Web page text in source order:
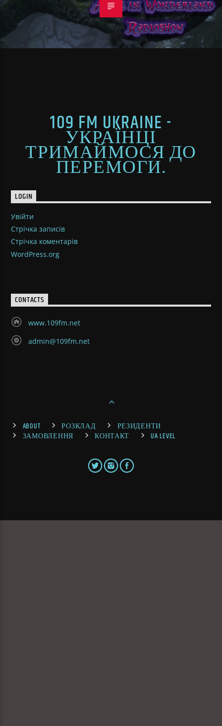
109 FM UKRAINE -
УКРАЇНЦІ
ТРИМАЙМОСЯ ДО
ПЕРЕМОГИ.
LOGIN
Увійти
Стрічка записів
Стрічка коментарів
WordPress.org
CONTACTS
www.109fm.net
admin@109fm.net
ABOUT РОЗКЛАД
РЕЗИДЕНТИ
ЗАМОВЛЕННЯ
КОНТАКТ UA LEVEL